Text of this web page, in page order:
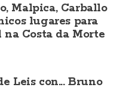
Malpica, Carballo
lugares para
Costa da Morte
Leis con... Bruno